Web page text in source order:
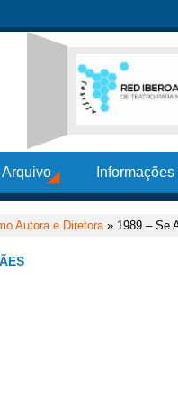
Arquivo
Autora e Diretora» 1989 – Se